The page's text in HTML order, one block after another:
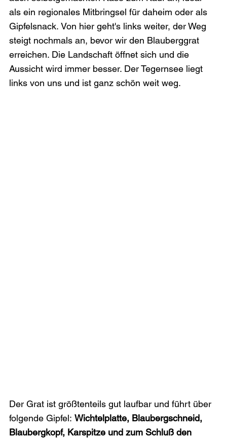
als ein regionales Mitbringsel für daheim oder als
Gipfelsnack. Von hier geht's links weiter, der Weg
steigt nochmals an, bevor wir den Blauberggrat
erreichen. Die Landschaft öffnet sich und die
Aussicht wird immer besser. Der Tegernsee liegt
links von uns und ist ganz schön weit weg.
Der Grat ist größtenteils gut laufbar und führt über
folgende Gipfel: Wichtelplatte, Blaubergschneid,
Blaubergkopf, Karspitze und zum Schluß den